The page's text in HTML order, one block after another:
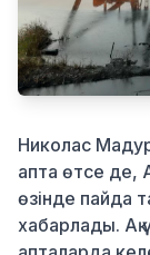
Николас
апта өтсе де,
өзінде пайда
хабарлады. Ақ